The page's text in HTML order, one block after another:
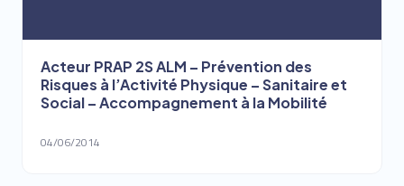
Acteur PRAP 2S ALM – Prévention des
Risques à l’Activité Physique – Sanitaire et
Social – Accompagnement à la Mobilité
04/06/2014